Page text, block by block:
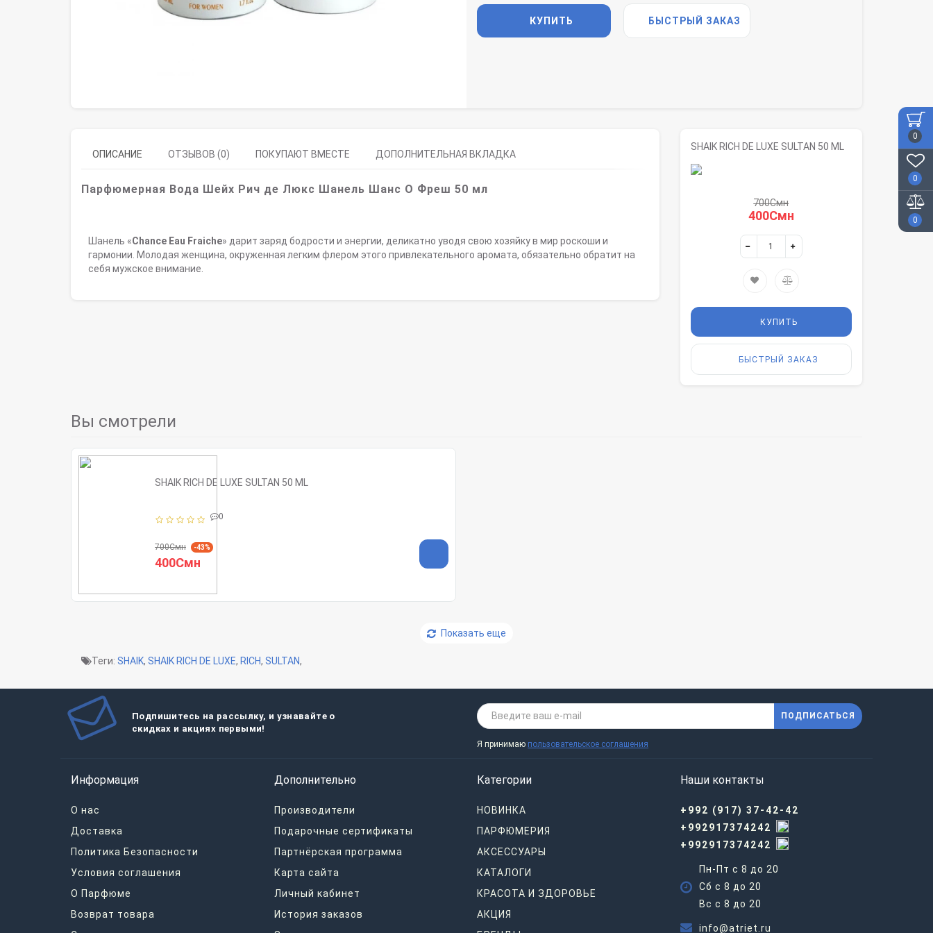
0
0
0
КУПИТЬ БЫСТРЫЙ ЗАКАЗ
ОПИСАНИЕ ОТЗЫВОВ (0) ПОКУПАЮТ ВМЕСТЕ ДОПОЛНИТЕЛЬНАЯ ВКЛАДКА
Парфюмерная Вода Шейх Рич де Люкс Шанель Шанс О Фреш 50 мл
Шанель «Chance Eau Fraiche» дарит заряд бодрости и энергии, деликатно уводя свою хозяйку в мир роскоши и
гармонии. Молодая женщина, окруженная легким флером этого привлекательного аромата, обязательно обратит на
себя мужское внимание.
SHAIK RICH DE LUXE SULTAN 50 ML
700Смн
400Смн
КУПИТЬ
БЫСТРЫЙ ЗАКАЗ
Вы смотрели
SHAIK RICH DE LUXE SULTAN 50 ML
0
700Смн -43%
400Смн
Показать еще
Теги: SHAIK, SHAIK RICH DE LUXE, RICH, SULTAN,
Подпишитесь на рассылку, и узнавайте о
скидках и акциях первыми!
ПОДПИСАТЬСЯ
Я принимаю пользовательское соглашения
Информация
О нас
Доставка
Политика Безопасности
Условия соглашения
О Парфюме
Возврат товара
Дополнительно
Производители
Подарочные сертификаты
Партнёрская программа
Карта сайта
Личный кабинет
История заказов
Категории
НОВИНКА
ПАРФЮМЕРИЯ
АКСЕССУАРЫ
КАТАЛОГИ
КРАСОТА И ЗДОРОВЬЕ
АКЦИЯ
Наши контакты
+992 (917) 37-42-42
+992917374242
+992917374242
Пн-Пт с 8 до 20
Сб с 8 до 20
Вс c 8 до 20
info@atriet.ru